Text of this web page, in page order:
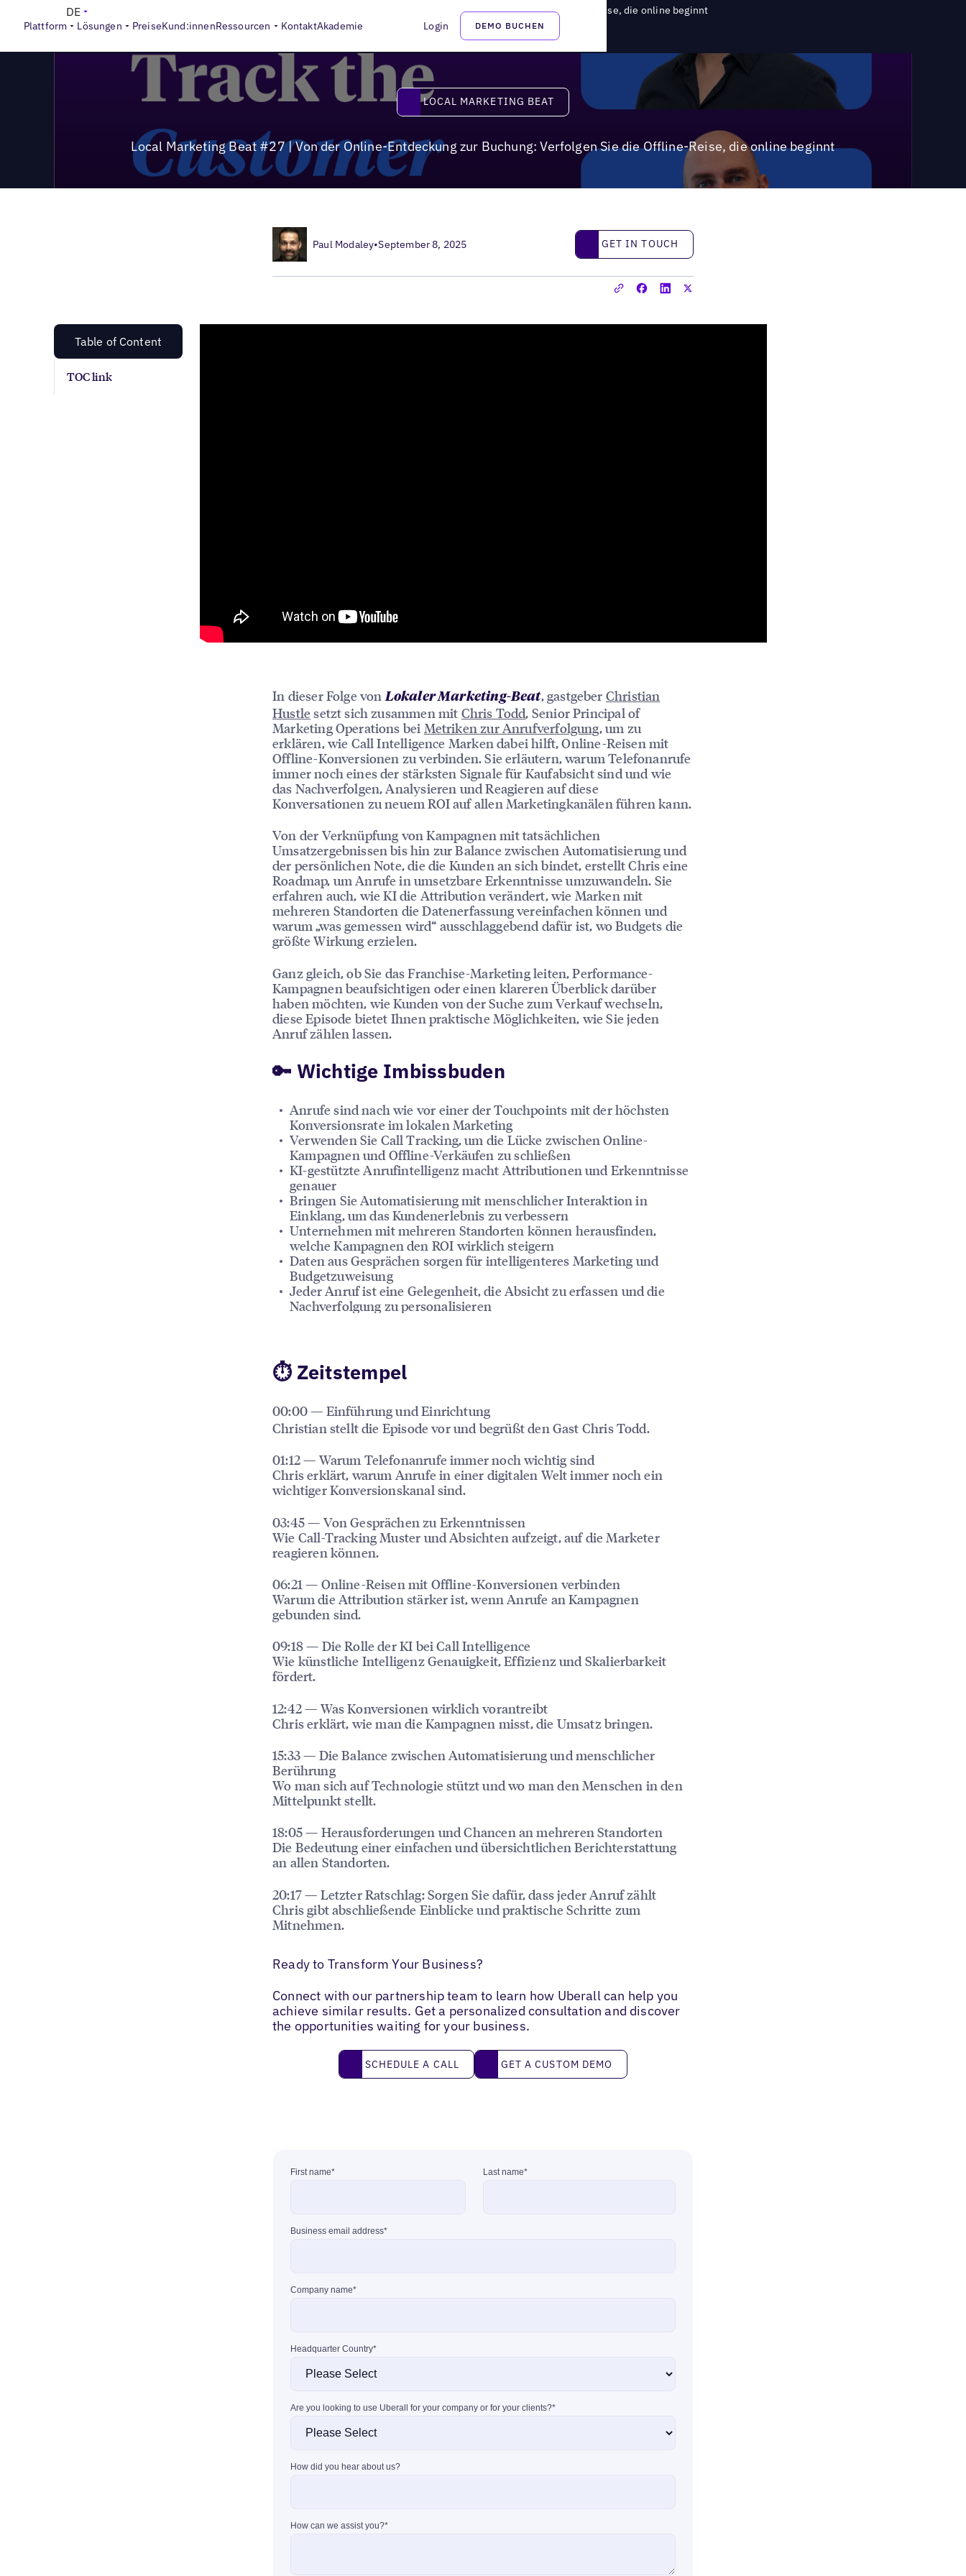
Plattform Lösungen PreiseKund:innenRessourcen KontaktAkademie Login DEMO BUCHEN
DE
Local Marketing Beat Local Marketing Beat #27 | Von der Online-Entdeckung zur Buchung: Verfolgen Sie die Offline-Reise, die online beginnt
Local Marketing Beat
LOCAL MARKETING BEAT
Local Marketing Beat #27 | Von der Online-Entdeckung zur Buchung: Verfolgen Sie die Offline-Reise, die online beginnt
Paul Modaley•September 8, 2025 Get in touch
GET IN TOUCH
Table of Content
TOC link
In dieser Folge von Lokaler Marketing-Beat, gastgeber Christian
Hustle setzt sich zusammen mit Chris Todd, Senior Principal of
Marketing Operations bei Metriken zur Anrufverfolgung, um zu
erklären, wie Call Intelligence Marken dabei hilft, Online-Reisen mit
Offline-Konversionen zu verbinden. Sie erläutern, warum Telefonanrufe
immer noch eines der stärksten Signale für Kaufabsicht sind und wie
das Nachverfolgen, Analysieren und Reagieren auf diese
Konversationen zu neuem ROI auf allen Marketingkanälen führen kann.
Von der Verknüpfung von Kampagnen mit tatsächlichen
Umsatzergebnissen bis hin zur Balance zwischen Automatisierung und
der persönlichen Note, die die Kunden an sich bindet, erstellt Chris eine
Roadmap, um Anrufe in umsetzbare Erkenntnisse umzuwandeln. Sie
erfahren auch, wie KI die Attribution verändert, wie Marken mit
mehreren Standorten die Datenerfassung vereinfachen können und
warum „was gemessen wird“ ausschlaggebend dafür ist, wo Budgets die
größte Wirkung erzielen.
Ganz gleich, ob Sie das Franchise-Marketing leiten, Performance-
Kampagnen beaufsichtigen oder einen klareren Überblick darüber
haben möchten, wie Kunden von der Suche zum Verkauf wechseln,
diese Episode bietet Ihnen praktische Möglichkeiten, wie Sie jeden
Anruf zählen lassen.
🔑 Wichtige Imbissbuden
Anrufe sind nach wie vor einer der Touchpoints mit der höchsten
Konversionsrate im lokalen Marketing
Verwenden Sie Call Tracking, um die Lücke zwischen Online-
Kampagnen und Offline-Verkäufen zu schließen
KI-gestützte Anrufintelligenz macht Attributionen und Erkenntnisse
genauer
Bringen Sie Automatisierung mit menschlicher Interaktion in
Einklang, um das Kundenerlebnis zu verbessern
Unternehmen mit mehreren Standorten können herausfinden,
welche Kampagnen den ROI wirklich steigern
Daten aus Gesprächen sorgen für intelligenteres Marketing und
Budgetzuweisung
Jeder Anruf ist eine Gelegenheit, die Absicht zu erfassen und die
Nachverfolgung zu personalisieren
⏱ Zeitstempel
00:00 — Einführung und Einrichtung
Christian stellt die Episode vor und begrüßt den Gast Chris Todd.
01:12 — Warum Telefonanrufe immer noch wichtig sind
Chris erklärt, warum Anrufe in einer digitalen Welt immer noch ein
wichtiger Konversionskanal sind.
03:45 — Von Gesprächen zu Erkenntnissen
Wie Call-Tracking Muster und Absichten aufzeigt, auf die Marketer
reagieren können.
06:21 — Online-Reisen mit Offline-Konversionen verbinden
Warum die Attribution stärker ist, wenn Anrufe an Kampagnen
gebunden sind.
09:18 — Die Rolle der KI bei Call Intelligence
Wie künstliche Intelligenz Genauigkeit, Effizienz und Skalierbarkeit
fördert.
12:42 — Was Konversionen wirklich vorantreibt
Chris erklärt, wie man die Kampagnen misst, die Umsatz bringen.
15:33 — Die Balance zwischen Automatisierung und menschlicher
Berührung
Wo man sich auf Technologie stützt und wo man den Menschen in den
Mittelpunkt stellt.
18:05 — Herausforderungen und Chancen an mehreren Standorten
Die Bedeutung einer einfachen und übersichtlichen Berichterstattung
an allen Standorten.
20:17 — Letzter Ratschlag: Sorgen Sie dafür, dass jeder Anruf zählt
Chris gibt abschließende Einblicke und praktische Schritte zum
Mitnehmen.
Ready to Transform Your Business?
Connect with our partnership team to learn how Uberall can help you
achieve similar results. Get a personalized consultation and discover
the opportunities waiting for your business.
Schedule a call
SCHEDULE A CALL Get a custom demo
GET A CUSTOM DEMO